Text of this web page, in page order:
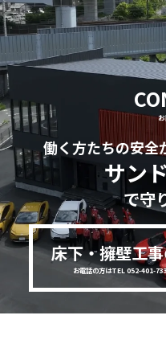
働く方たちの安全
サン
で守
床下・擁壁工
お電話の方はTEL 052-401-